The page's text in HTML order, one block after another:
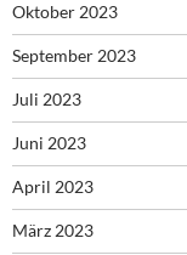
Oktober 2023
September 2023
Juli 2023
Juni 2023
April 2023
März 2023